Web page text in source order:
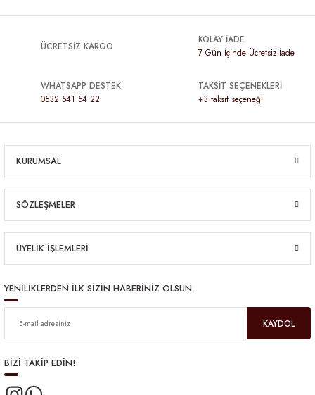
ÜCRETSİZ KARGO
KOLAY İADE
7 Gün İçinde Ücretsiz İade
WHATSAPP DESTEK
0532 541 54 22
TAKSİT SEÇENEKLERİ
+3 taksit seçeneği
KURUMSAL
SÖZLEŞMELER
ÜYELİK İŞLEMLERİ
YENİLİKLERDEN İLK SİZİN HABERİNİZ OLSUN.
KAYDOL
BİZİ TAKİP EDİN!